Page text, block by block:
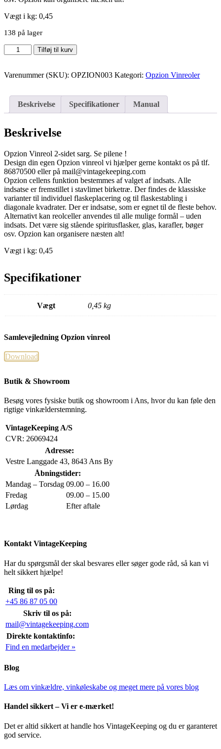
Vægt i kg: 0,45
138 på lager
Opzion
2-
Sarg
vinreol
antal
Tilføj til kurv
Varenummer (SKU): OPZION003 Kategori: Opzion Vinreoler
Beskrivelse Specifikationer Manual
Beskrivelse
Opzion Vinreol 2-sidet sarg. Se pilene !
Design din egen Opzion vinreol vi hjælper gerne kontakt os på tlf.
86870500 eller på mail@vintagekeeping.com
Opzion cellens funktion bestemmes af valget af indsats. Alle
indsatse er fremstillet i stavlimet birketræ. Der findes de klassiske
varianter til individuel flaskeplacering og til flaskestabling i
diagonale kvadrater. Der er indsatse, som er egnet til de fleste behov.
Alternativt kan reolceller anvendes til alle mulige formål – uden
indsats. Det være sig stående spiritusflasker, glas, karafler, bøger
osv. Opzion kan organisere næsten alt!
Vægt i kg: 0,45
Specifikationer
Vægt 0,45 kg
Samlevejledning Opzion vinreol
Download
Butik & Showroom
Besøg vores fysiske butik og showroom i Ans, hvor du kan føle den
rigtige vinkælderstemning.
VintageKeeping A/S
CVR: 26069424
Adresse:
Vestre Langgade 43, 8643 Ans By
Åbningstider:
Mandag – Torsdag 09.00 – 16.00
Fredag
09.00 – 15.00
Lørdag
Efter aftale
Kontakt VintageKeeping
Har du spørgsmål der skal besvares eller søger gode råd, så kan vi
helt sikkert hjælpe!
Ring til os på:
+45 86 87 05 00
Skriv til os på:
mail@vintagekeeping.com
Direkte kontaktinfo:
Find en medarbejder »
Blog
Læs om vinkældre, vinkøleskabe og meget mere på vores blog
Handel sikkert – Vi er e-mærket!
Det er altid sikkert at handle hos VintageKeeping og du er garanteret
god service.